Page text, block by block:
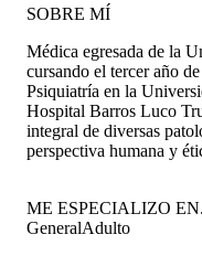
SOBRE MÍ
Médica egresada de la
cursando el tercer año
Psiquiatría en la
Hospital Barros Luco
integral de diversas
perspectiva humana y
ME ESPECIALIZO
GeneralAdulto